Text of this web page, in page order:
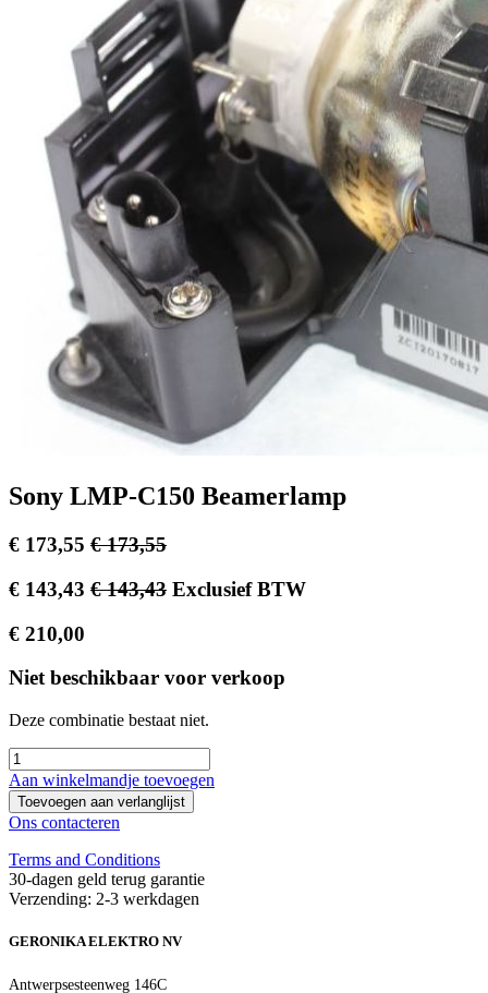
Sony LMP-C150 Beamerlamp
€ 173,55 €173,55
€ 143,43 €143,43 Exclusief BTW
€ 210,00
Niet beschikbaar voor verkoop
Deze combinatie bestaat niet.
Aan winkelmandje toevoegen
Toevoegen aan verlanglijst
Ons contacteren
Terms and Conditions
30-dagen geld terug garantie
Verzending: 2-3 werkdagen
GERONIKA ELEKTRO NV
Antwerpsesteenweg 146C